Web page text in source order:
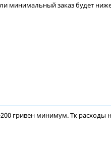
минимальный заказ будет
гривен минимум. Тк расходы